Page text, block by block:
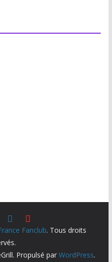
Fanclub. Tous droits
Propulsé par WordPress.